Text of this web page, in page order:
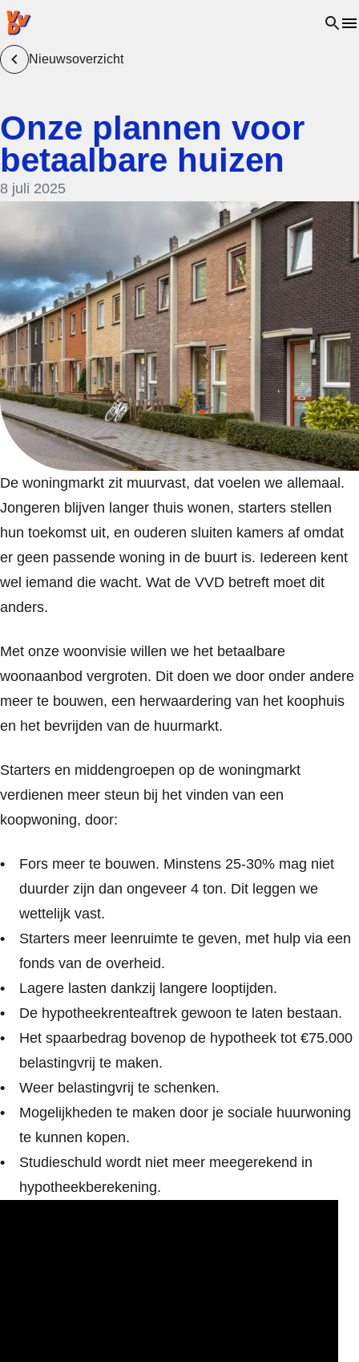
VVD.nl - Ga naar de homepage Open
Nieuwsoverzicht
Onze plannen voor
betaalbare huizen
8 juli 2025
De woningmarkt zit muurvast, dat voelen we allemaal.
Jongeren blijven langer thuis wonen, starters stellen
hun toekomst uit, en ouderen sluiten kamers af omdat
er geen passende woning in de buurt is. Iedereen kent
wel iemand die wacht. Wat de VVD betreft moet dit
anders.
Met onze woonvisie willen we het betaalbare
woonaanbod vergroten. Dit doen we door onder andere
meer te bouwen, een herwaardering van het koophuis
en het bevrijden van de huurmarkt.
Starters en middengroepen op de woningmarkt
verdienen meer steun bij het vinden van een
koopwoning, door:
Fors meer te bouwen. Minstens 25-30% mag niet
duurder zijn dan ongeveer 4 ton. Dit leggen we
wettelijk vast.
Starters meer leenruimte te geven, met hulp via een
fonds van de overheid.
Lagere lasten dankzij langere looptijden.
De hypotheekrenteaftrek gewoon te laten bestaan.
Het spaarbedrag bovenop de hypotheek tot €75.000
belastingvrij te maken.
Weer belastingvrij te schenken.
Mogelijkheden te maken door je sociale huurwoning
te kunnen kopen.
Studieschuld wordt niet meer meegerekend in
hypotheekberekening.